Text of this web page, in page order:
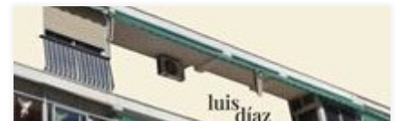
Caballo de Troya publica Los bloques naranjas un poemario de
Luis Díaz. Descubrirse y crecer es un proceso de extrañamiento
dual: se produce a nivel físico y mental. Todos estos cambios se